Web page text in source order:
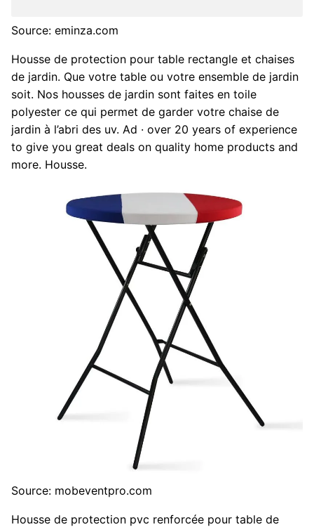
Source: eminza.com
Housse de protection pour table rectangle et chaises
de jardin. Que votre table ou votre ensemble de jardin
soit. Nos housses de jardin sont faites en toile
polyester ce qui permet de garder votre chaise de
jardin à l’abri des uv. Ad · over 20 years of experience
to give you great deals on quality home products and
more. Housse.
Source: mobeventpro.com
Housse de protection pvc renforcée pour table de